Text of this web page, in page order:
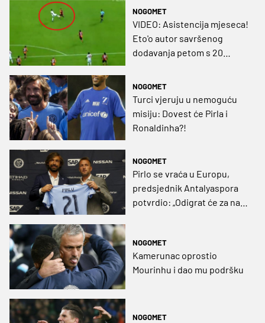
NOGOMET
VIDEO: Asistencija mjeseca!
Eto'o autor savršenog
dodavanja petom s 20
NOGOMET
Turci vjeruju u nemoguću
misiju: Dovest će Pirla i
Ronaldinha?!
NOGOMET
Pirlo se vraća u Europu,
predsjednik Antalyaspora
potvrdio: „Odigrat će za nas
NOGOMET
Kamerunac oprostio
Mourinhu i dao mu podršku
NOGOMET